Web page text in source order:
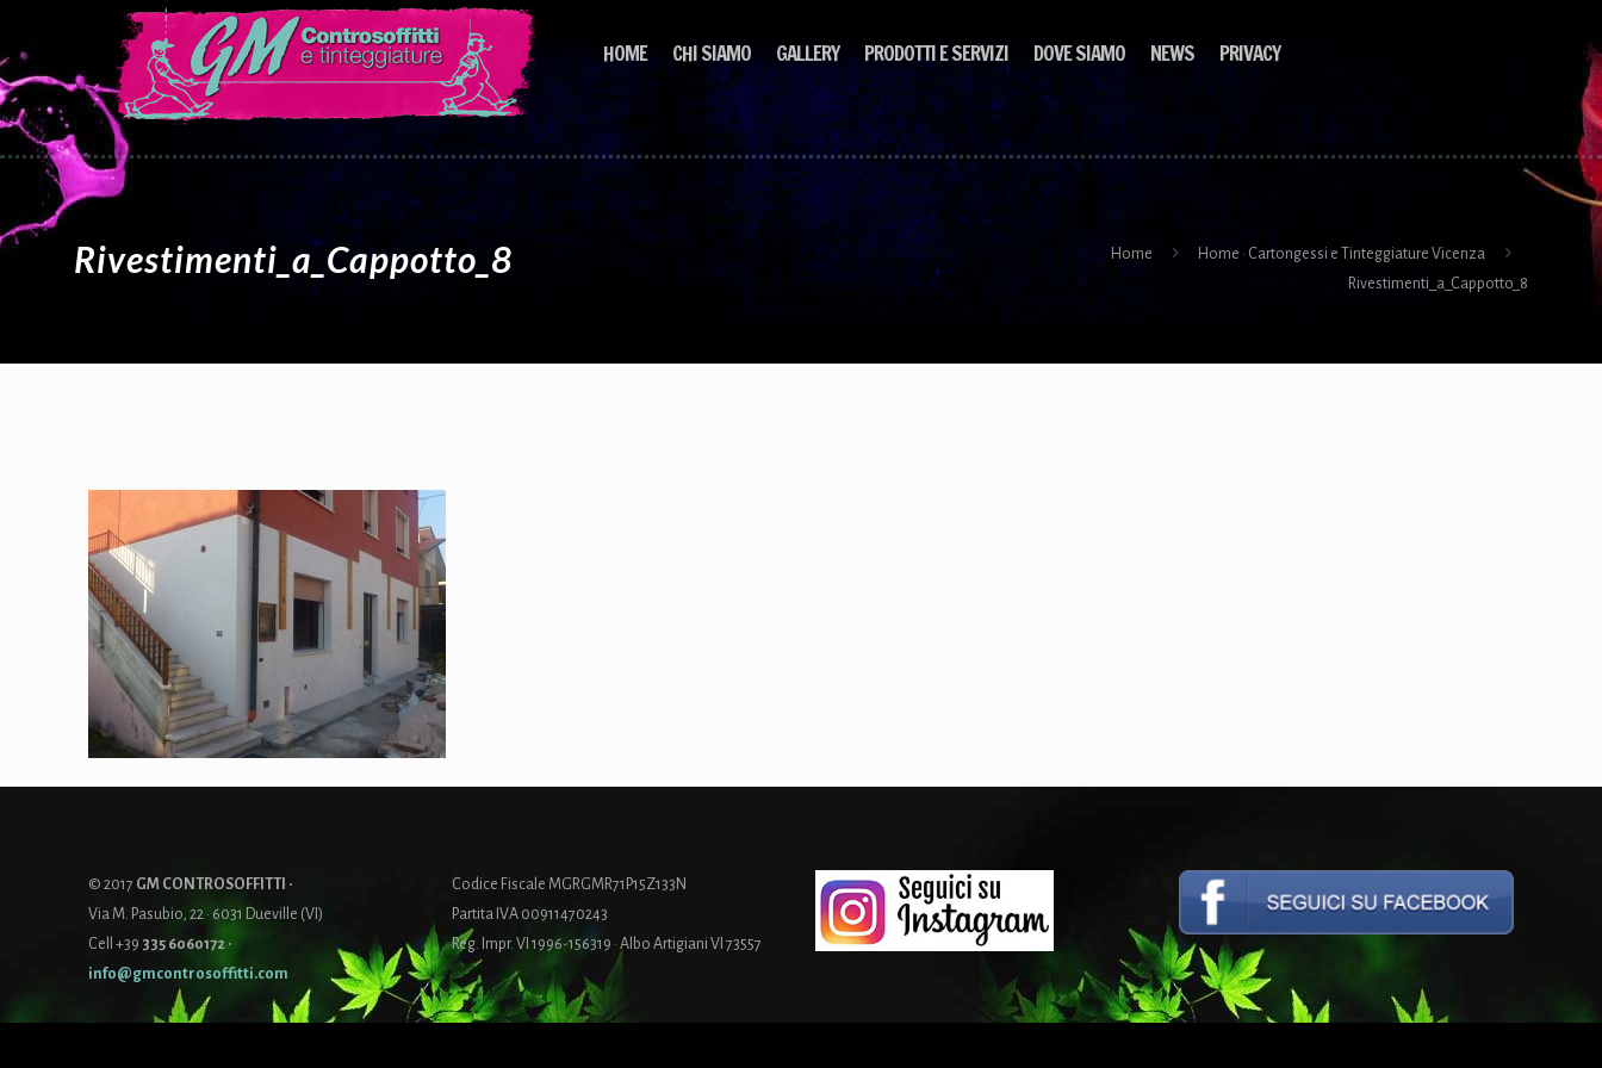
HOME CHI SIAMO GALLERY PRODOTTI E SERVIZI DOVE SIAMO NEWS PRIVACY
Rivestimenti_a_Cappotto_8 Home
Home · Cartongessi e Tinteggiature Vicenza
Rivestimenti_a_Cappotto_8
© 2017 GM CONTROSOFFITTI ·
Via M. Pasubio, 22 · 6031 Dueville (VI)
Cell +39 335 6060172 ·
info@gmcontrosoffitti.com
Codice Fiscale MGRGMR71P15Z133N
Partita IVA 00911470243
Reg. Impr. VI 1996-156319 · Albo Artigiani VI 73557